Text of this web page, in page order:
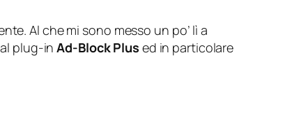
Al che mi sono messo un po’ lì a
al plug-inAd-Block Plus ed in particolare